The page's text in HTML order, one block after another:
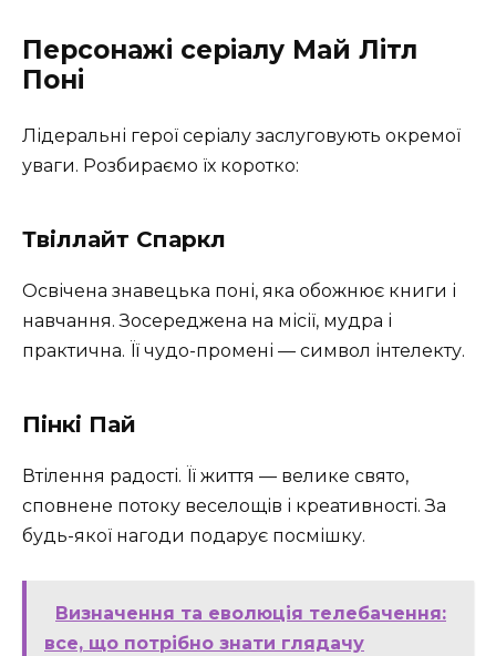
Персонажі серіалу Май Літл
Поні
Лідеральні герої серіалу заслуговують окремої
уваги. Розбираємо їх коротко:
Твіллайт Спаркл
Освічена знавецька поні, яка обожнює книги і
навчання. Зосереджена на місії, мудра і
практична. Її чудо-промені — символ інтелекту.
Пінкі Пай
Втілення радості. Її життя — велике свято,
сповнене потоку веселощів і креативності. За
будь-якої нагоди подарує посмішку.
Визначення та еволюція телебачення:
все, що потрібно знати глядачу